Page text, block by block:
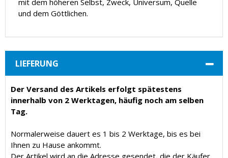
mit dem höheren Selbst, Zweck, Universum, Quelle
und dem Göttlichen.
LIEFERUNG
Der Versand des Artikels erfolgt spätestens
innerhalb von 2 Werktagen, häufig noch am selben
Tag.
Normalerweise dauert es 1 bis 2 Werktage, bis es bei
Ihnen zu Hause ankommt.